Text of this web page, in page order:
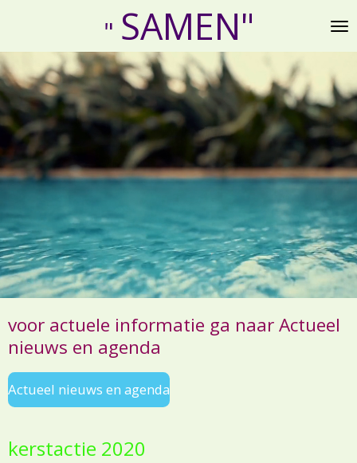
naar
de
hoofdinhoud
" SAMEN"
voor actuele informatie ga naarActueel
nieuws en agenda
Actueel nieuws en agenda
kerstactie 2020